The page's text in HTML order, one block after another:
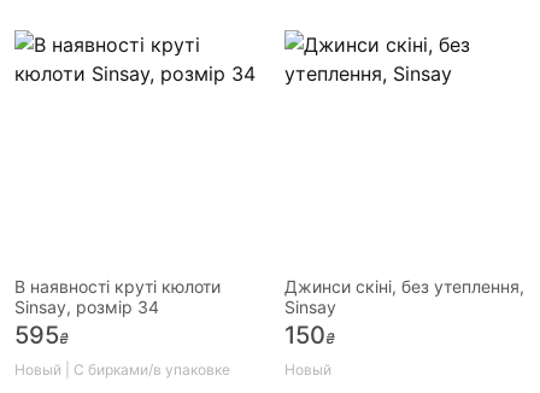
В наявності круті кюлоти
Sinsay, розмір 34
595₴
Новый | С бирками/в упаковке
Джинси скіні, без утеплення,
Sinsay
150₴
Новый